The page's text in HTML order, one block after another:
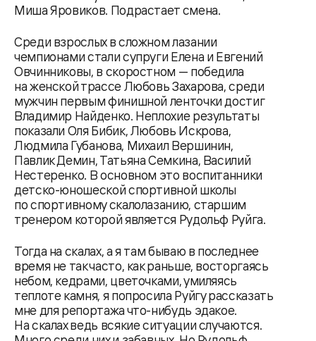
Миша Яровиков. Подрастает смена.
Среди взрослых в сложном лазании
чемпионами стали супруги Елена и Евгений
Овчинниковы, в скоростном — победила
на женской трассе Любовь Захарова, среди
мужчин первым финишной ленточки достиг
Владимир Найденко. Неплохие результаты
показали Оля Бибик, Любовь Искрова,
Людмила Губанова, Михаил Вершинин,
Павлик Демин, Татьяна Семкина, Василий
Нестеренко. В основном это воспитанники
детско-юношеской спортивной школы
по спортивному скалолазанию, старшим
тренером которой является Рудольф Руйга.
Тогда на скалах, а я там бываю в последнее
время не так часто, как раньше, восторгаясь
небом, кедрами, цветочками, умиляясь
теплоте камня, я попросила Руйгу рассказать
мне для репортажа что-нибудь эдакое.
На скалах ведь всякие ситуации случаются.